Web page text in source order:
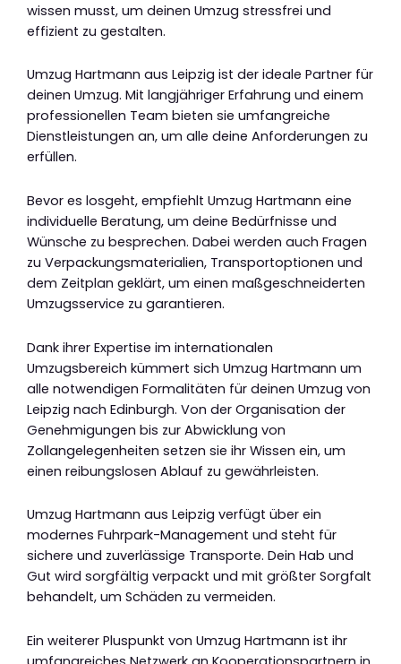
wissen musst, um deinen Umzug stressfrei und
effizient zu gestalten.
Umzug Hartmann aus Leipzig ist der ideale Partner für
deinen Umzug. Mit langjähriger Erfahrung und einem
professionellen Team bieten sie umfangreiche
Dienstleistungen an, um alle deine Anforderungen zu
erfüllen.
Bevor es losgeht, empfiehlt Umzug Hartmann eine
individuelle Beratung, um deine Bedürfnisse und
Wünsche zu besprechen. Dabei werden auch Fragen
zu Verpackungsmaterialien, Transportoptionen und
dem Zeitplan geklärt, um einen maßgeschneiderten
Umzugsservice zu garantieren.
Dank ihrer Expertise im internationalen
Umzugsbereich kümmert sich Umzug Hartmann um
alle notwendigen Formalitäten für deinen Umzug von
Leipzig nach Edinburgh. Von der Organisation der
Genehmigungen bis zur Abwicklung von
Zollangelegenheiten setzen sie ihr Wissen ein, um
einen reibungslosen Ablauf zu gewährleisten.
Umzug Hartmann aus Leipzig verfügt über ein
modernes Fuhrpark-Management und steht für
sichere und zuverlässige Transporte. Dein Hab und
Gut wird sorgfältig verpackt und mit größter Sorgfalt
behandelt, um Schäden zu vermeiden.
Ein weiterer Pluspunkt von Umzug Hartmann ist ihr